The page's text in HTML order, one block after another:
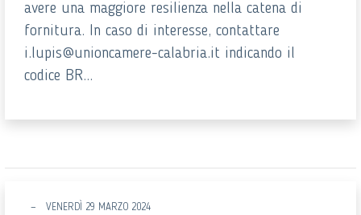
avere una maggiore resilienza nella catena di
fornitura. In caso di interesse, contattare
i.lupis@unioncamere-calabria.it indicando il
codice BR...
VENERDÌ 29 MARZO 2024